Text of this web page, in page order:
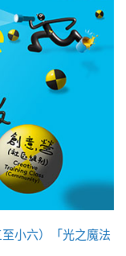
小六）「光之魔法